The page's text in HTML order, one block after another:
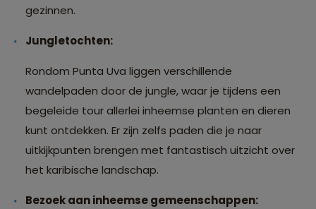
gezinnen.
Jungletochten:
Rondom Punta Uva liggen verschillende
wandelpaden door de jungle, waar je tijdens een
begeleide tour allerlei inheemse planten en dieren
kunt ontdekken. Er zijn zelfs paden die je naar
uitkijkpunten brengen met fantastisch uitzicht over
het karibische landschap.
Bezoek aan inheemse gemeenschappen: